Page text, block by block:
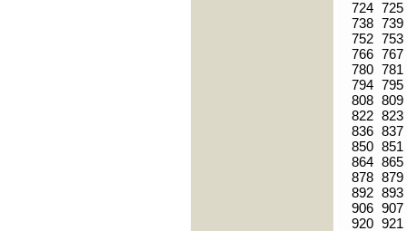
724 725
738 739
752 753
766 767
780 781
794 795
808 809
822 823
836 837
850 851
864 865
878 879
892 893
906 907
920 921